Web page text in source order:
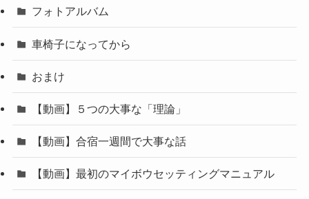
フォトアルバム
車椅子になってから
おまけ
【動画】５つの大事な「理論」
【動画】合宿一週間で大事な話
【動画】最初のマイボウセッティングマニュアル